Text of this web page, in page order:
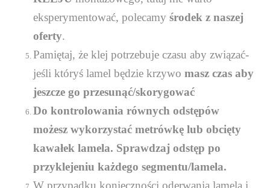
eksperymentować, polecamy środek z naszej
oferty.
Pamiętaj, że klej potrzebuje czasu aby związać-
jeśli któryś lamel będzie krzywo masz czas aby
jeszcze go przesunąć/skorygować
Do kontrolowania równych odstępów
możesz wykorzystać metrówkę lub obcięty
kawałek lamela. Sprawdzaj odstęp po
przyklejeniu każdego segmentu/lamela.
W przypadku konieczności oderwania lamela i